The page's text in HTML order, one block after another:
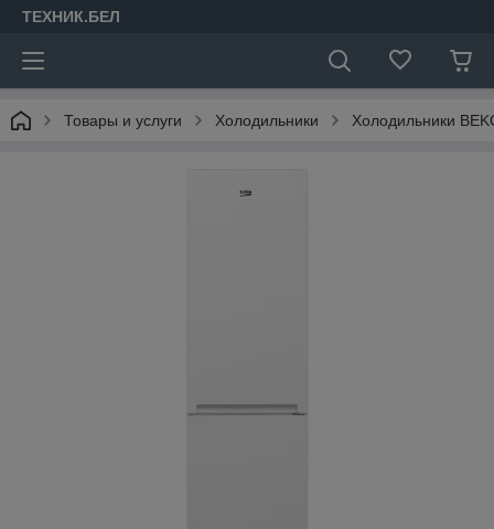
ТЕХНИК.БЕЛ
Товары и услуги Холодильники Холодильники